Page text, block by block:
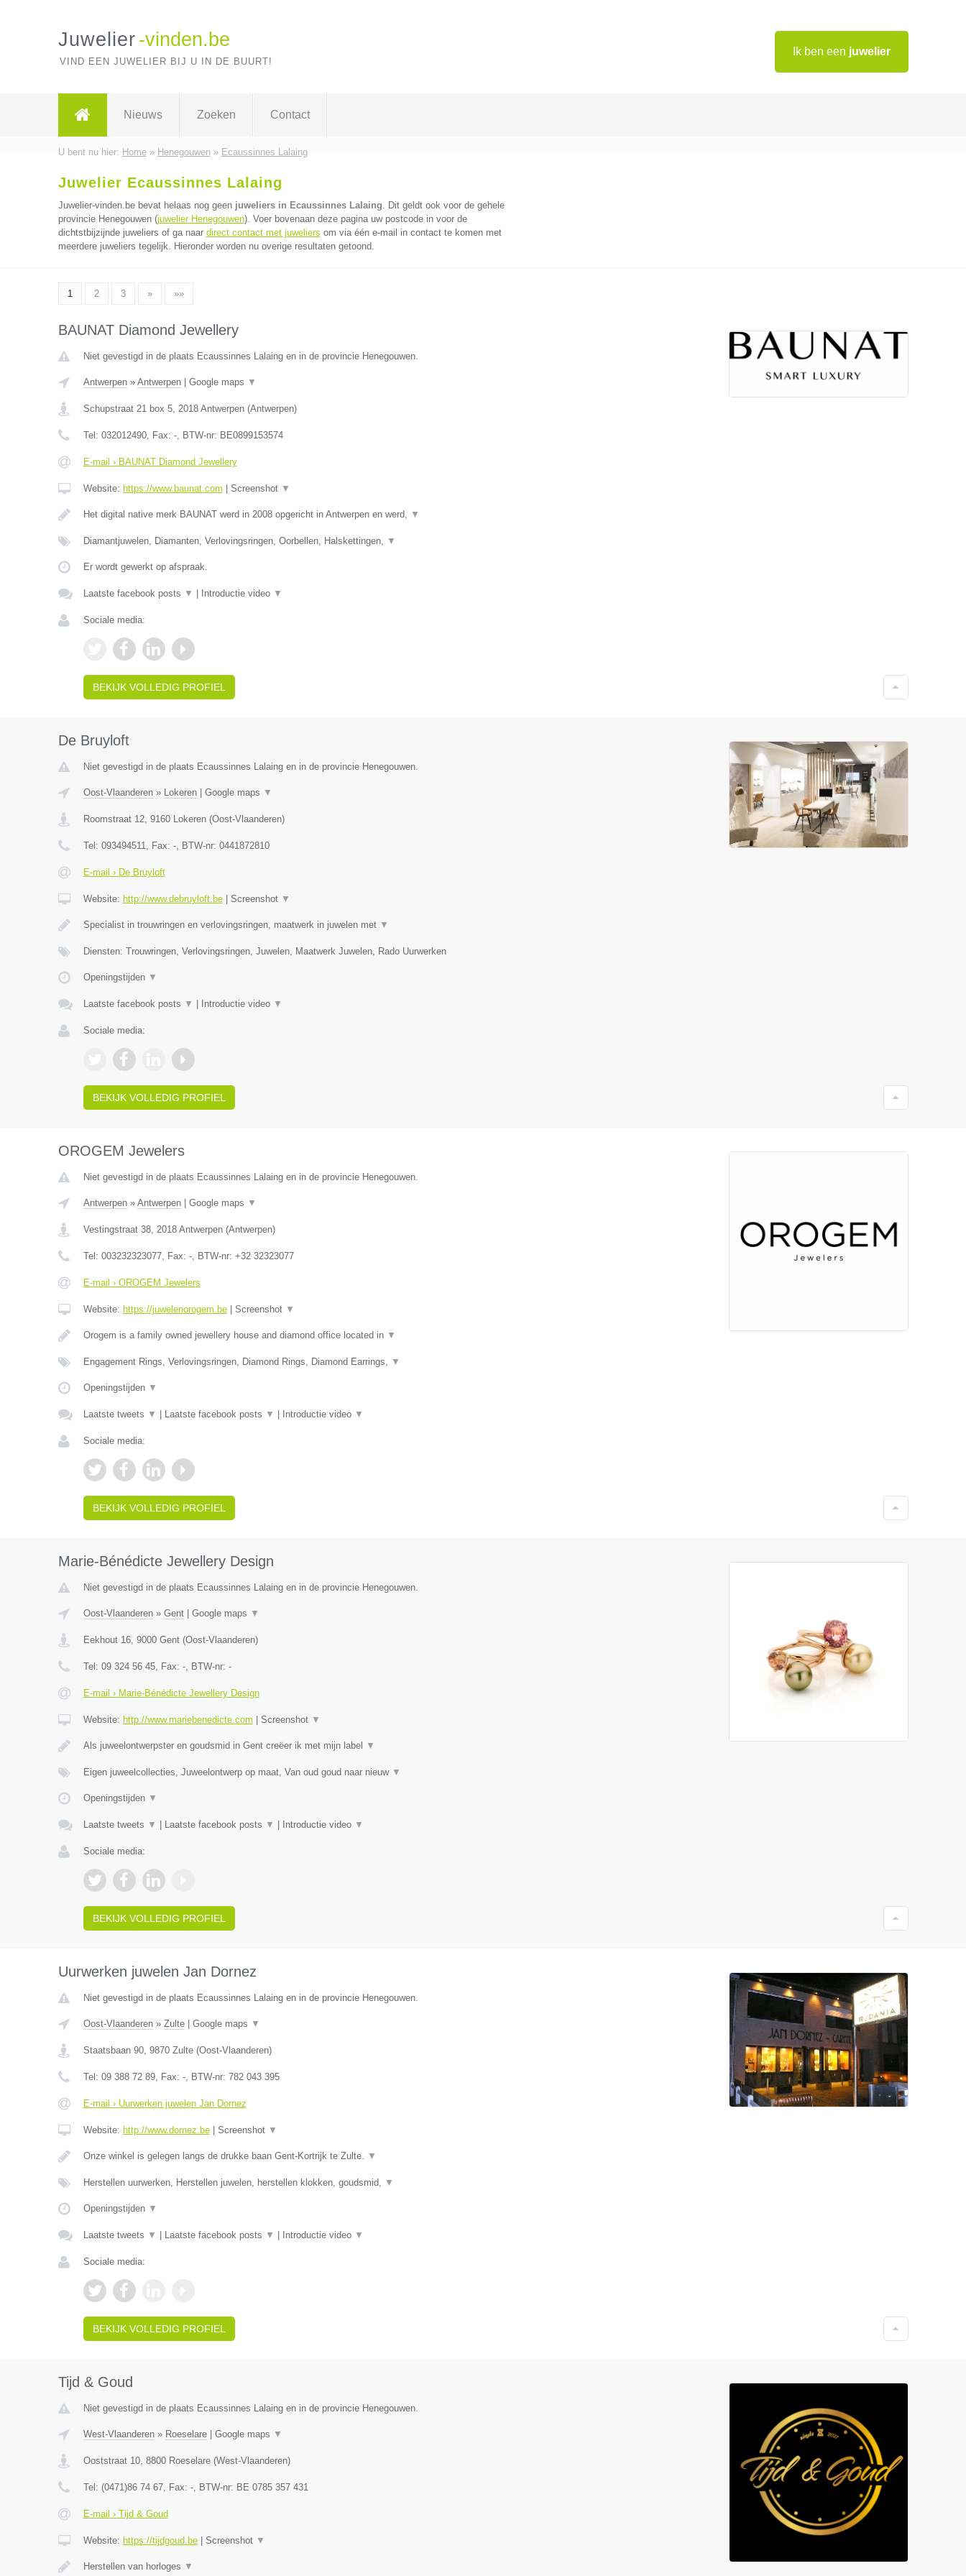
Ik ben een juwelier
Juwelier -vinden.be
VIND EEN JUWELIER BIJ U IN DE BUURT!
Nieuws Zoeken Contact
U bent nu hier: Home» Henegouwen» Ecaussinnes Lalaing
Juwelier Ecaussinnes Lalaing
Juwelier-vinden.be bevat helaas nog geen juweliers in Ecaussinnes Lalaing. Dit geldt ook voor de gehele
provincie Henegouwen (juwelier Henegouwen). Voer bovenaan deze pagina uw postcode in voor de
dichtstbijzijnde juweliers of ga naar direct contact met juweliers om via één e-mail in contact te komen met
meerdere juweliers tegelijk. Hieronder worden nu overige resultaten getoond.
1 2 3 » »»
BAUNAT Diamond Jewellery
Niet gevestigd in de plaats Ecaussinnes Lalaing en in de provincie Henegouwen.
Antwerpen» Antwerpen| Google maps ▼
Schupstraat 21 box 5, 2018 Antwerpen(Antwerpen)
Tel: 032012490, Fax: -, BTW-nr: BE0899153574
E-mail › BAUNAT Diamond Jewellery
Website: https://www.baunat.com Screenshot ▼
Het digital native merk BAUNAT werd in 2008 opgericht in Antwerpen en werd, ▼
Diamantjuwelen, Diamanten, Verlovingsringen, Oorbellen, Halskettingen, ▼
Er wordt gewerkt op afspraak.
Laatste facebook posts ▼ Introductie video ▼
Sociale media:
BEKIJK VOLLEDIG PROFIEL
De Bruyloft
Niet gevestigd in de plaats Ecaussinnes Lalaing en in de provincie Henegouwen.
Oost-Vlaanderen» Lokeren| Google maps ▼
Roomstraat 12, 9160 Lokeren(Oost-Vlaanderen)
Tel: 093494511, Fax: -, BTW-nr: 0441872810
E-mail › De Bruyloft
Website: http://www.debruyloft.be| Screenshot ▼
Specialist in trouwringen en verlovingsringen, maatwerk in juwelen met ▼
Diensten: Trouwringen, Verlovingsringen, Juwelen, Maatwerk Juwelen, Rado Uurwerken
Openingstijden ▼
Laatste facebook posts ▼ Introductie video ▼
Sociale media:
BEKIJK VOLLEDIG PROFIEL
OROGEM Jewelers
Niet gevestigd in de plaats Ecaussinnes Lalaing en in de provincie Henegouwen.
Antwerpen» Antwerpen| Google maps ▼
Vestingstraat 38, 2018 Antwerpen(Antwerpen)
Tel: 003232323077, Fax: -, BTW-nr: +32 32323077
E-mail › OROGEM Jewelers
Website: https://juwelenorogem.be| Screenshot ▼
Orogem is a family owned jewellery house and diamond office located in ▼
Engagement Rings, Verlovingsringen, Diamond Rings, Diamond Earrings, ▼
Openingstijden ▼
Laatste tweets ▼ Laatste facebook posts ▼ Introductie video ▼
Sociale media:
BEKIJK VOLLEDIG PROFIEL
Marie-Bénédicte Jewellery Design
Niet gevestigd in de plaats Ecaussinnes Lalaing en in de provincie Henegouwen.
Oost-Vlaanderen» Gent| Google maps ▼
Eekhout 16, 9000 Gent(Oost-Vlaanderen)
Tel: 09 324 56 45, Fax: -, BTW-nr: -
E-mail › Marie-Bénédicte Jewellery Design
Website: http://www.mariebenedicte.com Screenshot ▼
Als juweelontwerpster en goudsmid in Gent creëer ik met mijn label ▼
Eigen juweelcollecties, Juweelontwerp op maat, Van oud goud naar nieuw ▼
Openingstijden ▼
Laatste tweets ▼ Laatste facebook posts ▼ Introductie video ▼
Sociale media:
BEKIJK VOLLEDIG PROFIEL
Uurwerken juwelen Jan Dornez
Niet gevestigd in de plaats Ecaussinnes Lalaing en in de provincie Henegouwen.
Oost-Vlaanderen» Zulte| Google maps ▼
Staatsbaan 90, 9870 Zulte(Oost-Vlaanderen)
Tel: 09 388 72 89, Fax: -, BTW-nr: 782 043 395
E-mail › Uurwerken juwelen Jan Dornez
Website: http://www.dornez.be| Screenshot ▼
Onze winkel is gelegen langs de drukke baan Gent-Kortrijk te Zulte. ▼
Herstellen uurwerken, Herstellen juwelen, herstellen klokken, goudsmid, ▼
Openingstijden ▼
Laatste tweets ▼ Laatste facebook posts ▼ Introductie video ▼
Sociale media:
BEKIJK VOLLEDIG PROFIEL
Tijd & Goud
Niet gevestigd in de plaats Ecaussinnes Lalaing en in de provincie Henegouwen.
West-Vlaanderen» Roeselare| Google maps ▼
Ooststraat 10, 8800 Roeselare(West-Vlaanderen)
Tel: (0471)86 74 67, Fax: -, BTW-nr: BE 0785 357 431
E-mail › Tijd & Goud
Website: https://tijdgoud.be| Screenshot ▼
Herstellen van horloges ▼